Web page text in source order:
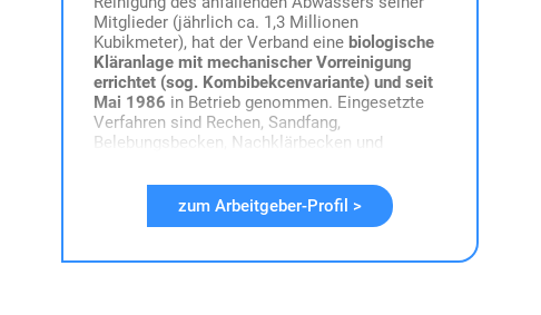
Mitglieder (jährlich ca. 1,3 Millionen
Kubikmeter), hat der Verband eine biologische
Kläranlage mit mechanischer Vorreinigung
errichtet (sog. Kombibekcenvariante) und seit
Mai 1986 in Betrieb genommen. Eingesetzte
Verfahren sind Rechen, Sandfang,
Belebungsbecken, Nachklärbecken und
sich aus Partenstein kommend kurz vor
Krommenthal auf der linken Seite. Sitz und
Verwaltung des Verbandes sind in der
Partenstein (Hauptstraße 24, 97846
zum Arbeitgeber-Profil >